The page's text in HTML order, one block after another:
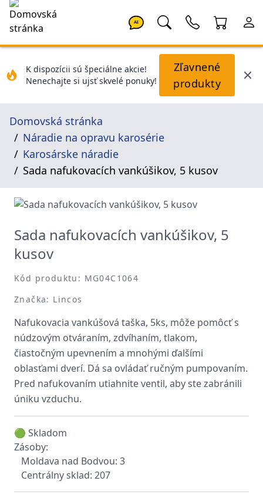
AI
K dispozícii sú špeciálne akcie!
Nenechajte si ujsť skvelé ponuky!
Zľavnené
produkty
Domovská stránka
Náradie na opravu karosérie
Karosárske náradie
Sada nafukovacích vankúšikov, 5 kusov
Sada nafukovacích vankúšikov, 5
kusov
Kód produktu: MG04C1064
Značka: Lincos
Nafukovacia vankúšová taška, 5ks, môže pomôcť s
núdzovým otváraním, zdvíhaním, tlakom,
čiastočným upevnením a mnohými ďalšími
oblasťami dverí. Dá sa ovládať ručným pumpovaním.
Pred nafukovaním utiahnite ventil, aby ste zabránili
úniku vzduchu.
🟢 Skladom
Zásoby:
Moldava nad Bodvou: 3
Centrálny sklad: 207